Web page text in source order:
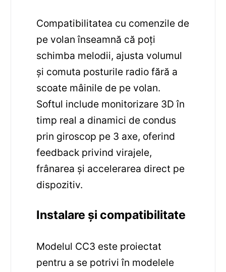
Compatibilitatea cu comenzile de
pe volan înseamnă că poți
schimba melodii, ajusta volumul
și comuta posturile radio fără a
scoate mâinile de pe volan.
Softul include monitorizare 3D în
timp real a dinamici de condus
prin giroscop pe 3 axe, oferind
feedback privind virajele,
frânarea și accelerarea direct pe
dispozitiv.
Instalare și compatibilitate
Modelul CC3 este proiectat
pentru a se potrivi în modelele